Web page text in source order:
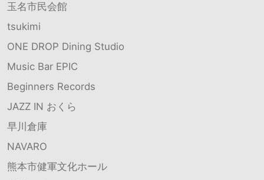
玉名市民会館
tsukimi
ONE DROP Dining Studio
Music Bar EPIC
Beginners Records
JAZZ IN おくら
早川倉庫
NAVARO
熊本市健軍文化ホール